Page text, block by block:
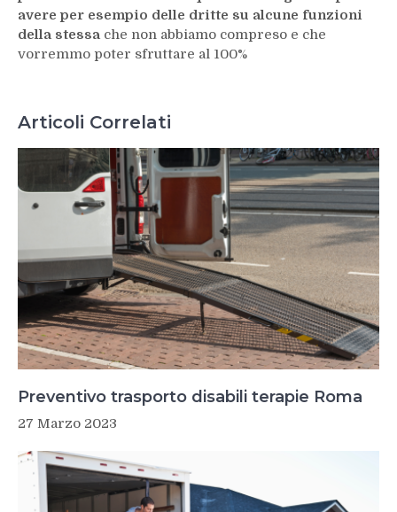
avere per esempio delle dritte su alcune funzioni
della stessa che non abbiamo compreso e che
vorremmo poter sfruttare al 100%
Articoli Correlati
Preventivo trasporto disabili terapie Roma
27 Marzo 2023